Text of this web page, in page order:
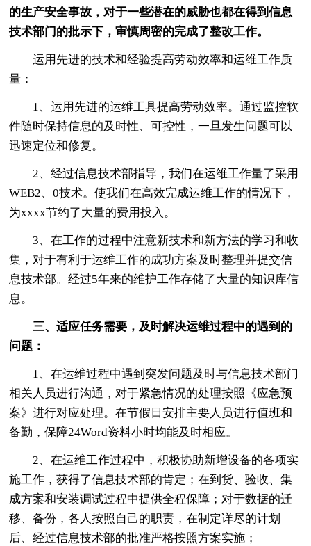
的生产安全事故，对于一些潜在的威胁也都在得到信息
技术部门的批示下，审慎周密的完成了整改工作。
运用先进的技术和经验提高劳动效率和运维工作质
量：
1、运用先进的运维工具提高劳动效率。通过监控软
件随时保持信息的及时性、可控性，一旦发生问题可以
迅速定位和修复。
2、经过信息技术部指导，我们在运维工作量了采用
WEB2、0技术。使我们在高效完成运维工作的情况下，
为xxxx节约了大量的费用投入。
3、在工作的过程中注意新技术和新方法的学习和收
集，对于有利于运维工作的成功方案及时整理并提交信
息技术部。经过5年来的维护工作存储了大量的知识库信
息。
三、适应任务需要，及时解决运维过程中的遇到的
问题：
1、在运维过程中遇到突发问题及时与信息技术部门
相关人员进行沟通，对于紧急情况的处理按照《应急预
案》进行对应处理。在节假日安排主要人员进行值班和
备勤，保障24Word资料小时均能及时相应。
2、在运维工作过程中，积极协助新增设备的各项实
施工作，获得了信息技术部的肯定；在到货、验收、集
成方案和安装调试过程中提供全程保障；对于数据的迁
移、备份，各人按照自己的职责，在制定详尽的计划
后、经过信息技术部的批准严格按照方案实施；